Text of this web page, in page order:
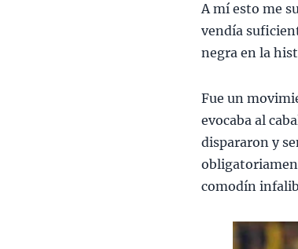
A mí esto me
vendía
negra en la
Fue un
evocaba al
dispararon y
comodín